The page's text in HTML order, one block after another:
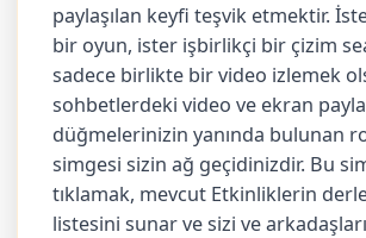
paylaşılan keyfi teşvik etmektir.
bir oyun, ister işbirlikçi bir çizim
sadece birlikte bir video izlemek
sohbetlerdeki video ve ekran
düğmelerinizin yanında bulunan
simgesi sizin ağ geçidinizdir. Bu
tıklamak, mevcut Etkinliklerin
listesini sunar ve sizi ve